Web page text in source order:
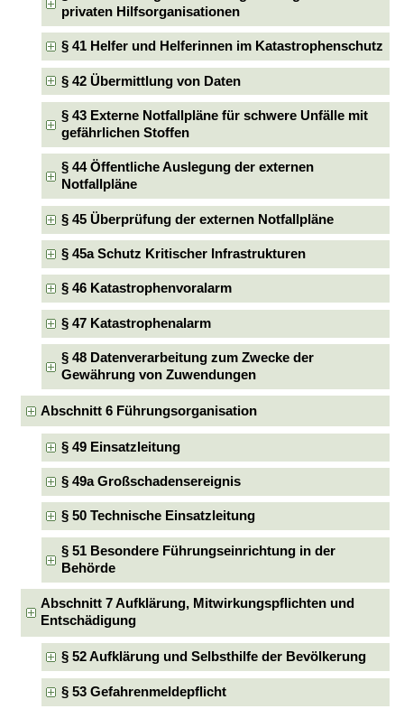
privaten Hilfsorganisationen
§ 41 Helfer und Helferinnen im Katastrophenschutz
§ 42 Übermittlung von Daten
§ 43 Externe Notfallpläne für schwere Unfälle mit
gefährlichen Stoffen
§ 44 Öffentliche Auslegung der externen
Notfallpläne
§ 45 Überprüfung der externen Notfallpläne
§ 45a Schutz Kritischer Infrastrukturen
§ 46 Katastrophenvoralarm
§ 47 Katastrophenalarm
§ 48 Datenverarbeitung zum Zwecke der
Gewährung von Zuwendungen
Abschnitt 6 Führungsorganisation
§ 49 Einsatzleitung
§ 49a Großschadensereignis
§ 50 Technische Einsatzleitung
§ 51 Besondere Führungseinrichtung in der
Behörde
Abschnitt 7 Aufklärung, Mitwirkungspflichten und
Entschädigung
§ 52 Aufklärung und Selbsthilfe der Bevölkerung
§ 53 Gefahrenmeldepflicht